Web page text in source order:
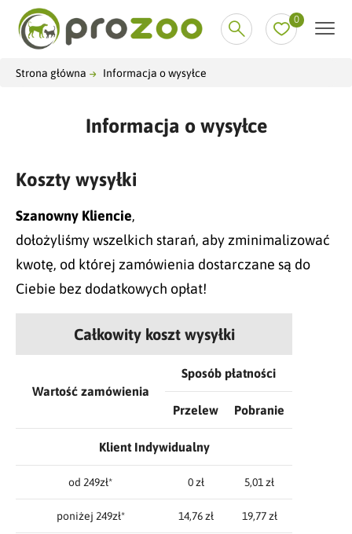
0
Strona główna Informacja o wysyłce
Informacja o wysyłce
Koszty wysyłki
Szanowny Kliencie,
dołożyliśmy wszelkich starań, aby zminimalizować
kwotę, od której zamówienia dostarczane są do
Ciebie bez dodatkowych opłat!
Całkowity koszt wysyłki
Wartość zamówienia
Sposób płatności
Przelew Pobranie
Klient Indywidualny
od 249zł* 0 zł 5,01 zł
poniżej 249zł* 14,76 zł 19,77 zł